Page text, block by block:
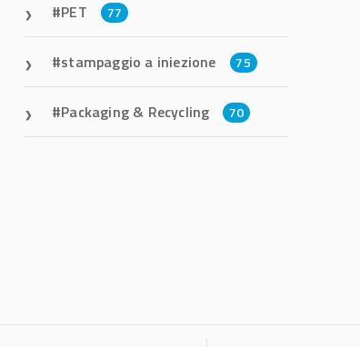
PET 77
stampaggio a iniezione 75
Packaging & Recycling 70